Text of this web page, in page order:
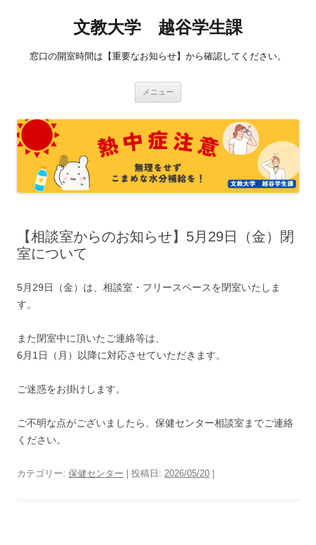
文教大学 越谷学生課
窓口の開室時間は【重要なお知らせ】から確認してください。
メニュー
【相談室からのお知らせ】5月29日（金）閉
室について
5月29日（金）は、相談室・フリースペースを閉室いたしま
す。
また閉室中に頂いたご連絡等は、
6月1日（月）以降に対応させていただきます。
ご迷惑をお掛けします。
ご不明な点がございましたら、保健センター相談室までご連絡
ください。
カテゴリー: 保健センター | 投稿日: 2026/05/20